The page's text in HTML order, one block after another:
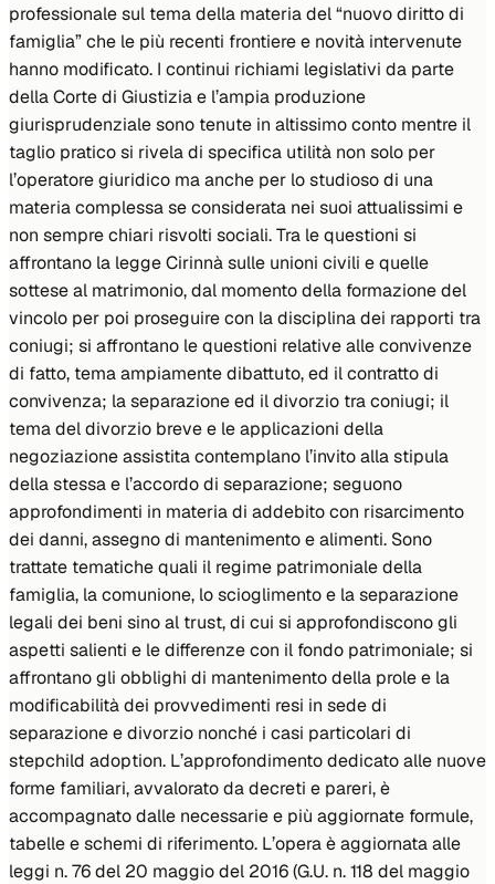
professionale sul tema della materia del “nuovo diritto di
famiglia” che le più recenti frontiere e novità intervenute
hanno modificato. I continui richiami legislativi da parte
della Corte di Giustizia e l’ampia produzione
giurisprudenziale sono tenute in altissimo conto mentre il
taglio pratico si rivela di specifica utilità non solo per
l’operatore giuridico ma anche per lo studioso di una
materia complessa se considerata nei suoi attualissimi e
non sempre chiari risvolti sociali. Tra le questioni si
affrontano la legge Cirinnà sulle unioni civili e quelle
sottese al matrimonio, dal momento della formazione del
vincolo per poi proseguire con la disciplina dei rapporti tra
coniugi; si affrontano le questioni relative alle convivenze
di fatto, tema ampiamente dibattuto, ed il contratto di
convivenza; la separazione ed il divorzio tra coniugi; il
tema del divorzio breve e le applicazioni della
negoziazione assistita contemplano l’invito alla stipula
della stessa e l’accordo di separazione; seguono
approfondimenti in materia di addebito con risarcimento
dei danni, assegno di mantenimento e alimenti. Sono
trattate tematiche quali il regime patrimoniale della
famiglia, la comunione, lo scioglimento e la separazione
legali dei beni sino al trust, di cui si approfondiscono gli
aspetti salienti e le differenze con il fondo patrimoniale; si
affrontano gli obblighi di mantenimento della prole e la
modificabilità dei provvedimenti resi in sede di
separazione e divorzio nonché i casi particolari di
stepchild adoption. L’approfondimento dedicato alle nuove
forme familiari, avvalorato da decreti e pareri, è
accompagnato dalle necessarie e più aggiornate formule,
tabelle e schemi di riferimento. L’opera è aggiornata alle
leggi n. 76 del 20 maggio del 2016 (G.U. n. 118 del maggio